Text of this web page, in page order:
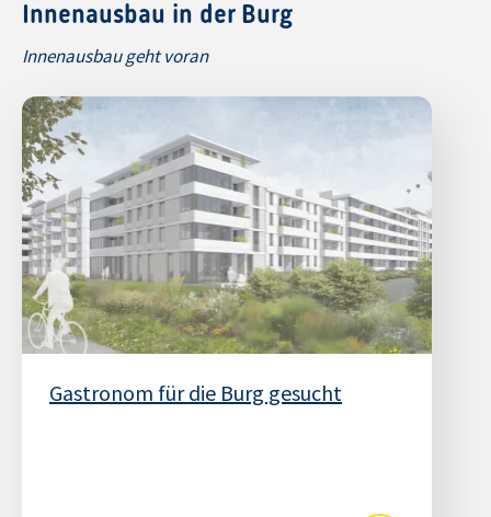
Innenausbau in der Burg
Innenausbau geht voran
Gastronom für die Burg gesucht